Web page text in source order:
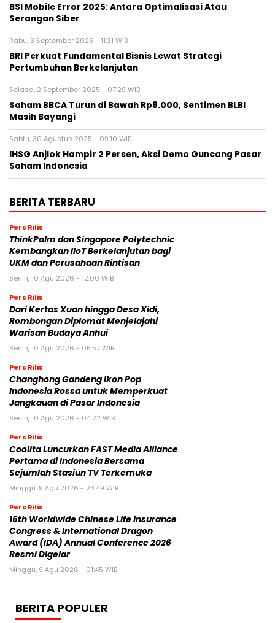
BSI Mobile Error 2025: Antara Optimalisasi Atau
Serangan Siber
Rabu, 3 September 2025 - 11:31 WIB
BRI Perkuat Fundamental Bisnis Lewat Strategi
Pertumbuhan Berkelanjutan
Selasa, 2 September 2025 - 07:29 WIB
Saham BBCA Turun di Bawah Rp8.000, Sentimen BLBI
Masih Bayangi
Sabtu, 30 Agustus 2025 - 09:10 WIB
IHSG Anjlok Hampir 2 Persen, Aksi Demo Guncang Pasar
Saham Indonesia
BERITA TERBARU
Pers Rilis
ThinkPalm dan Singapore Polytechnic
Kembangkan IIoT Berkelanjutan bagi
UKM dan Perusahaan Rintisan
Senin, 10 Agu 2026 - 12:00 WIB
Pers Rilis
Dari Kertas Xuan hingga Desa Xidi,
Rombongan Diplomat Menjelajahi
Warisan Budaya Anhui
Senin, 10 Agu 2026 - 05:57 WIB
Pers Rilis
Changhong Gandeng Ikon Pop
Indonesia Rossa untuk Memperkuat
Jangkauan di Pasar Indonesia
Senin, 10 Agu 2026 - 04:22 WIB
Pers Rilis
Coolita Luncurkan FAST Media Alliance
Pertama di Indonesia Bersama
Sejumlah Stasiun TV Terkemuka
Minggu, 9 Agu 2026 - 23:49 WIB
Pers Rilis
16th Worldwide Chinese Life Insurance
Congress & International Dragon
Award (IDA) Annual Conference 2026
Resmi Digelar
Minggu, 9 Agu 2026 - 01:45 WIB
BERITA POPULER